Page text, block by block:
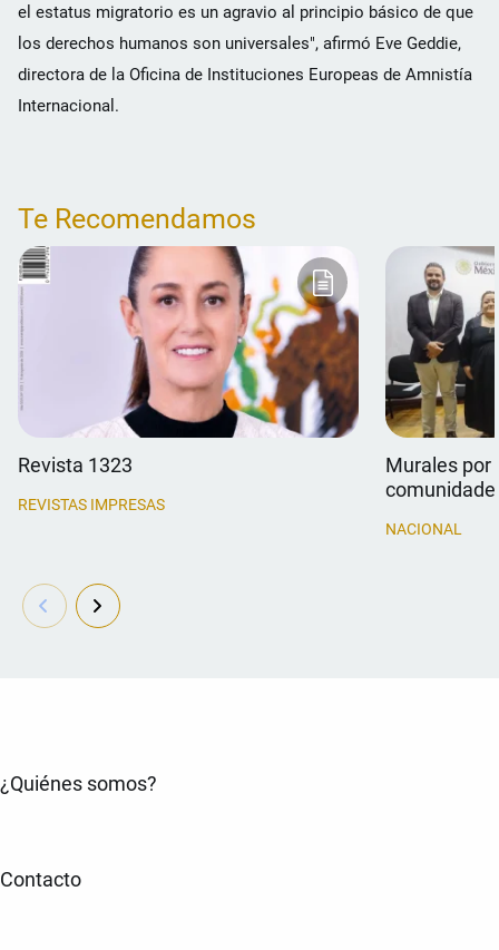
el estatus migratorio es un agravio al principio básico de que
los derechos humanos son universales", afirmó Eve Geddie,
directora de la Oficina de Instituciones Europeas de Amnistía
Internacional.
Te Recomendamos
Revista 1323
REVISTAS IMPRESAS
Murales por
NACIONAL
¿Quiénes somos?
Contacto